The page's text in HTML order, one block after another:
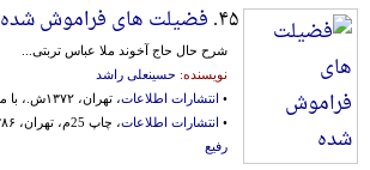
۴۵. فضیلت های فراموش شده
شرح‌ حال‌ حاج‌ آخوند ملا عباس‌ تربتی‌...
نویسنده: حسینعلی راشد
• انتشارات اطلاعات، تهران، ۱۳۷۲ش.، با مقدمه:
• انتشارات اطلاعات، چاپ 25م، تهران، ۱۳۸۶ش.، با مقدمه:
رفیع